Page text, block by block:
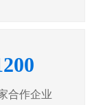
合作企业